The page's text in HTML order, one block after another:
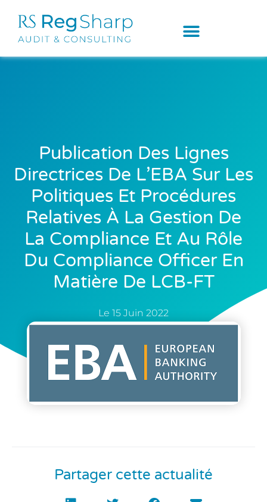
Publication Des Lignes
Directrices De L’EBA Sur Les
Politiques Et Procédures
Relatives À La Gestion De
La Compliance Et Au Rôle
Du Compliance Officer En
Matière De LCB-FT
Le 15 Juin 2022
Partager cette actualité